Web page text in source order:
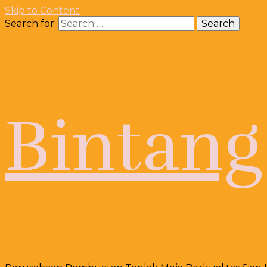
Skip to Content
Search for:
Bintang